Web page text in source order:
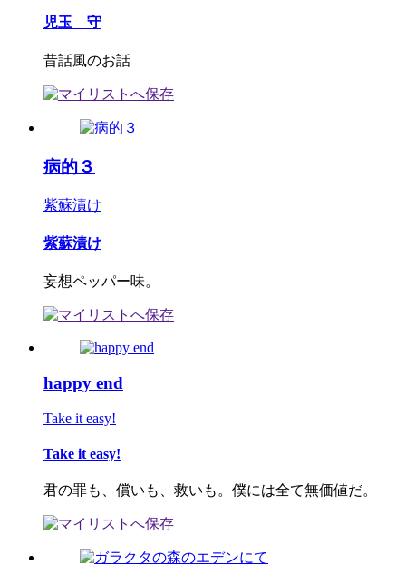
児玉 守
昔話風のお話
病的３
紫蘇漬け
紫蘇漬け
妄想ペッパー味。
happy end
Take it easy!
Take it easy!
君の罪も、償いも、救いも。僕には全て無価値だ。